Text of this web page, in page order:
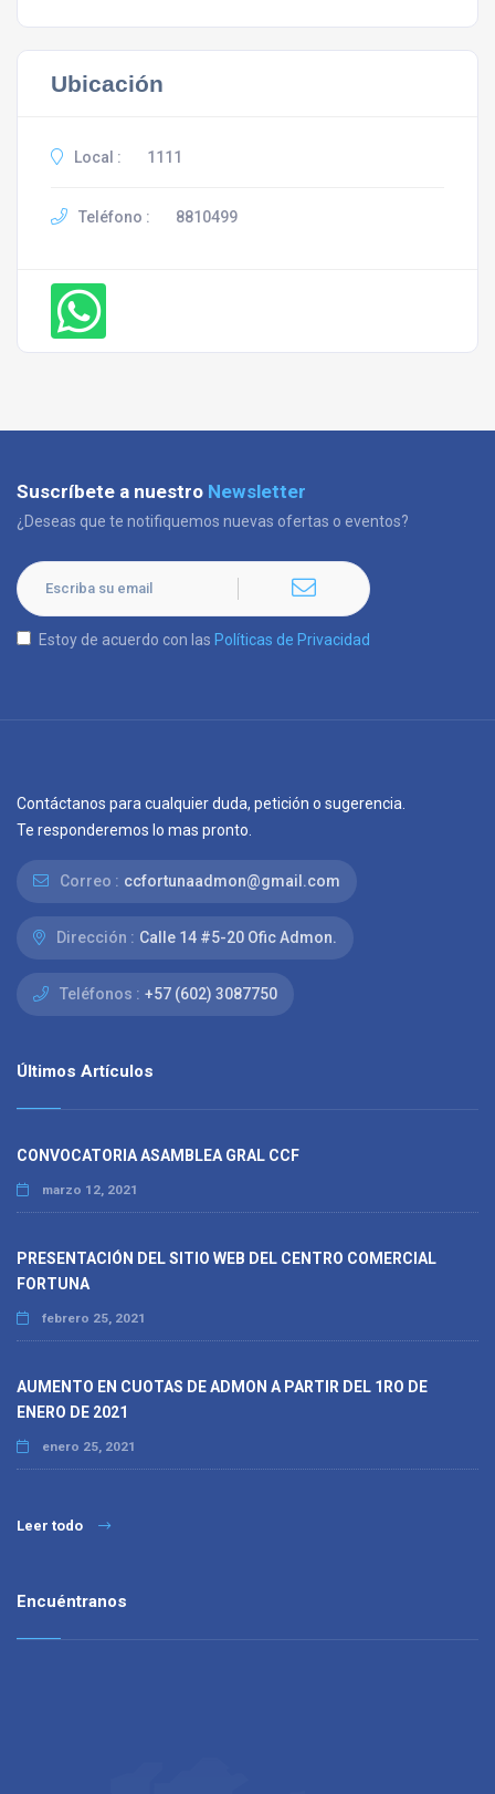
Ubicación
Local : 1111
Teléfono : 8810499
Suscríbete a nuestro Newsletter
¿Deseas que te notifiquemos nuevas ofertas o eventos?
Estoy de acuerdo con las Políticas de Privacidad
Contáctanos para cualquier duda, petición o sugerencia.
Te responderemos lo mas pronto.
Correo : ccfortunaadmon@gmail.com
Dirección : Calle 14 #5-20 Ofic Admon.
Teléfonos : +57 (602) 3087750
Últimos Artículos
CONVOCATORIA ASAMBLEA GRAL CCF
marzo 12, 2021
PRESENTACIÓN DEL SITIO WEB DEL CENTRO COMERCIAL
FORTUNA
febrero 25, 2021
AUMENTO EN CUOTAS DE ADMON A PARTIR DEL 1RO DE
ENERO DE 2021
enero 25, 2021
Leer todo
Encuéntranos